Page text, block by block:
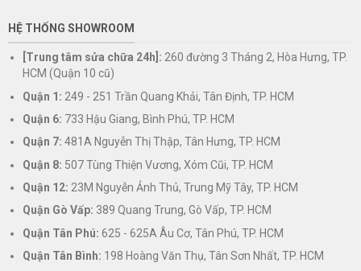
HỆ THỐNG SHOWROOM
[Trung tâm sửa chữa 24h]: 260 đường 3 Tháng 2, Hòa Hưng, TP.
HCM (Quận 10 cũ)
Quận 1: 249 - 251 Trần Quang Khải, Tân Định, TP. HCM
Quận 6: 733 Hậu Giang, Bình Phú, TP. HCM
Quận 7: 481A Nguyễn Thị Thập, Tân Hưng, TP. HCM
Quận 8: 507 Tùng Thiện Vương, Xóm Cũi, TP. HCM
Quận 12: 23M Nguyễn Ảnh Thủ, Trung Mỹ Tây, TP. HCM
Quận Gò Vấp: 389 Quang Trung, Gò Vấp, TP. HCM
Quận Tân Phú: 625 - 625A Âu Cơ, Tân Phú, TP. HCM
Quận Tân Bình: 198 Hoàng Văn Thụ, Tân Sơn Nhất, TP. HCM